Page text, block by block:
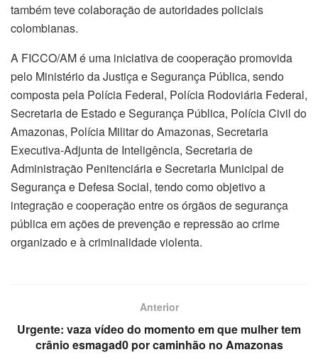
também teve colaboração de autoridades policiais
colombianas.
A FICCO/AM é uma iniciativa de cooperação promovida
pelo Ministério da Justiça e Segurança Pública, sendo
composta pela Polícia Federal, Polícia Rodoviária Federal,
Secretaria de Estado e Segurança Pública, Polícia Civil do
Amazonas, Polícia Militar do Amazonas, Secretaria
Executiva-Adjunta de Inteligência, Secretaria de
Administração Penitenciária e Secretaria Municipal de
Segurança e Defesa Social, tendo como objetivo a
integração e cooperação entre os órgãos de segurança
pública em ações de prevenção e repressão ao crime
organizado e à criminalidade violenta.
Anterior
Urgente: vaza vídeo do momento em que mulher tem
crânio esmagad0 por caminhão no Amazonas